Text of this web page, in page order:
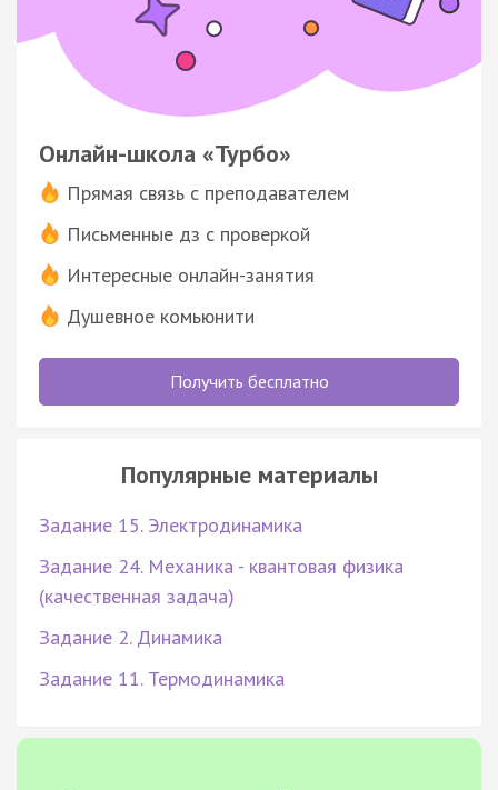
Онлайн-школа «Турбо»
Прямая связь с преподавателем
Письменные дз с проверкой
Интересные онлайн-занятия
Душевное комьюнити
Получить бесплатно
Популярные материалы
Задание 15. Электродинамика
Задание 24. Механика - квантовая физика
(качественная задача)
Задание 2. Динамика
Задание 11. Термодинамика